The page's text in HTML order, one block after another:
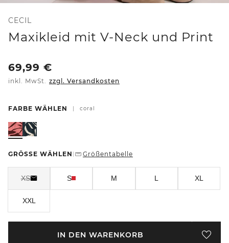
CECIL
Maxikleid mit V-Neck und Print
69,99 €
inkl. MwSt. zzgl. Versandkosten
FARBE WÄHLEN coral
GRÖSSE WÄHLEN Größentabelle
XS S M L XL
XXL
IN DEN WARENKORB